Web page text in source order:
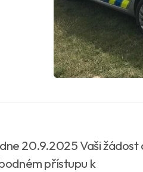
20.9.2025 Vaši žádost
přístupu k